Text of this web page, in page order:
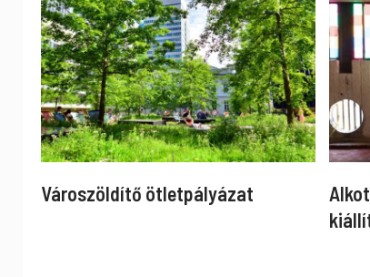
Városzöldítő ötletpályázat